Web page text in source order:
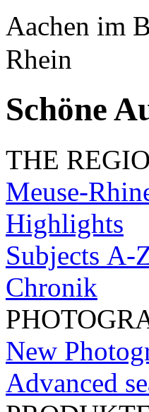
Aachen im
Rhein
Schöne
THE
Meuse-
Highlights
Subjects A-
Chronik
New
Advanced